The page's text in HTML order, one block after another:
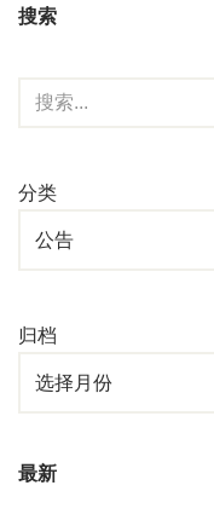
搜索
分类
归档
最新